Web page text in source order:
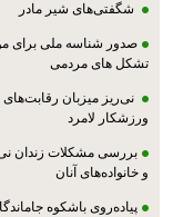
شگفتی‌های شیر مادر
صدور شناسه ملی برای
تشکل های مردمی
نی‌ریز میزبان
ورزشکار لامرد
بررسی مشکلات زندان
و خانواده‌های آنان
پیاده‌روی باشکوه